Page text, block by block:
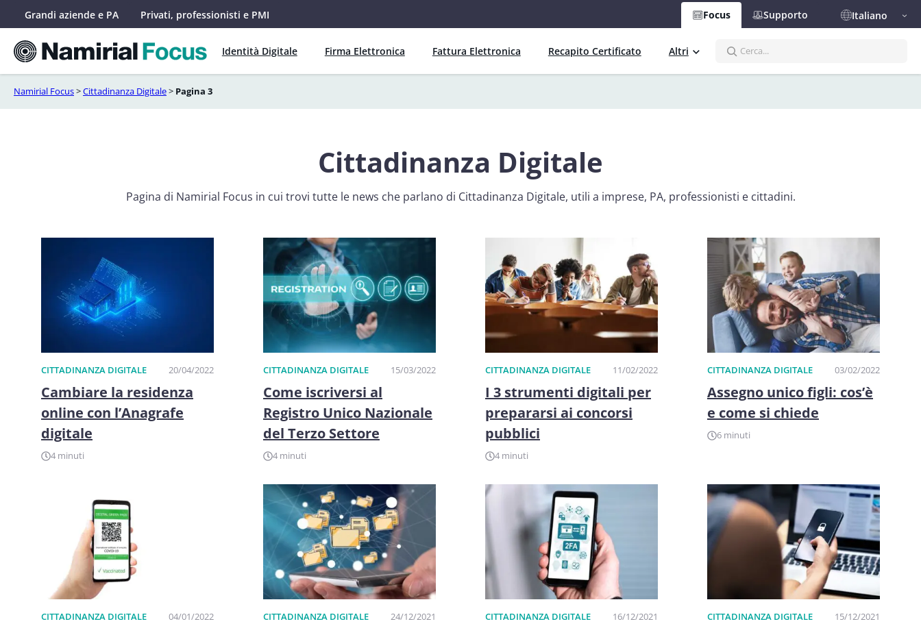
contenuto
Grandi aziende e PA Privati, professionisti e PMI Focus Supporto Italiano
Identità Digitale Firma Elettronica Fattura Elettronica Recapito Certificato Altri
c
Namirial Focus>Cittadinanza Digitale> Pagina 3
Cittadinanza Digitale
Pagina di Namirial Focus in cui trovi tutte le news che parlano di Cittadinanza Digitale, utili a imprese, PA, professionisti e cittadini.
CITTADINANZA DIGITALE 20/04/2022
Cambiare la residenza
online con l’Anagrafe
digitale
4 minuti
CITTADINANZA DIGITALE 15/03/2022
Come iscriversi al
Registro Unico Nazionale
del Terzo Settore
4 minuti
CITTADINANZA DIGITALE 11/02/2022
I 3 strumenti digitali per
prepararsi ai concorsi
pubblici
4 minuti
CITTADINANZA DIGITALE 03/02/2022
Assegno unico figli: cos’è
e come si chiede
6 minuti
CITTADINANZA DIGITALE 04/01/2022 CITTADINANZA DIGITALE 24/12/2021 CITTADINANZA DIGITALE 16/12/2021 CITTADINANZA DIGITALE 15/12/2021